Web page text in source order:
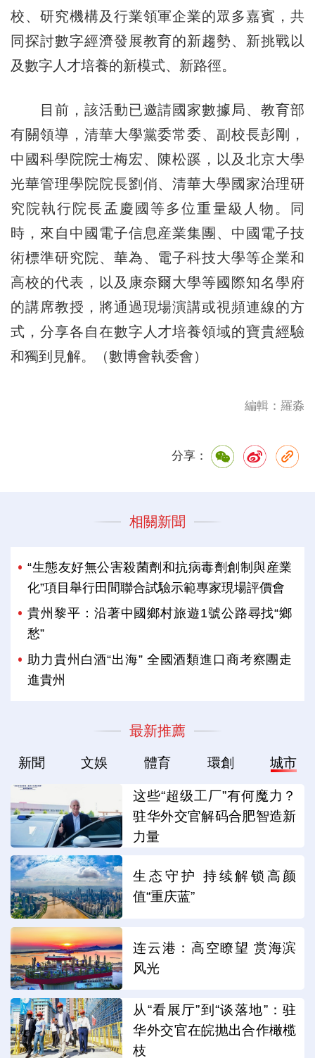
校、研究機構及行業領軍企業的眾多嘉賓，共
同探討數字經濟發展教育的新趨勢、新挑戰以
及數字人才培養的新模式、新路徑。
目前，該活動已邀請國家數據局、教育部
有關領導，清華大學黨委常委、副校長彭剛，
中國科學院院士梅宏、陳松蹊，以及北京大學
光華管理學院院長劉俏、清華大學國家治理研
究院執行院長孟慶國等多位重量級人物。同
時，來自中國電子信息産業集團、中國電子技
術標準研究院、華為、電子科技大學等企業和
高校的代表，以及康奈爾大學等國際知名學府
的講席教授，將通過現場演講或視頻連線的方
式，分享各自在數字人才培養領域的寶貴經驗
和獨到見解。（數博會執委會）
編輯：羅淼
分享：
相關新聞
“生態友好無公害殺菌劑和抗病毒劑創制與産業
化”項目舉行田間聯合試驗示範專家現場評價會
貴州黎平：沿著中國鄉村旅遊1號公路尋找“鄉
愁”
助力貴州白酒“出海” 全國酒類進口商考察團走
進貴州
最新推薦
新聞 文娛 體育 環創 城市
这些“超级工厂”有何魔力？
驻华外交官解码合肥智造新
力量
生态守护 持续解锁高颜
值“重庆蓝”
连云港：高空瞭望 赏海滨
风光
从“看展厅”到“谈落地”：驻
华外交官在皖抛出合作橄榄
枝